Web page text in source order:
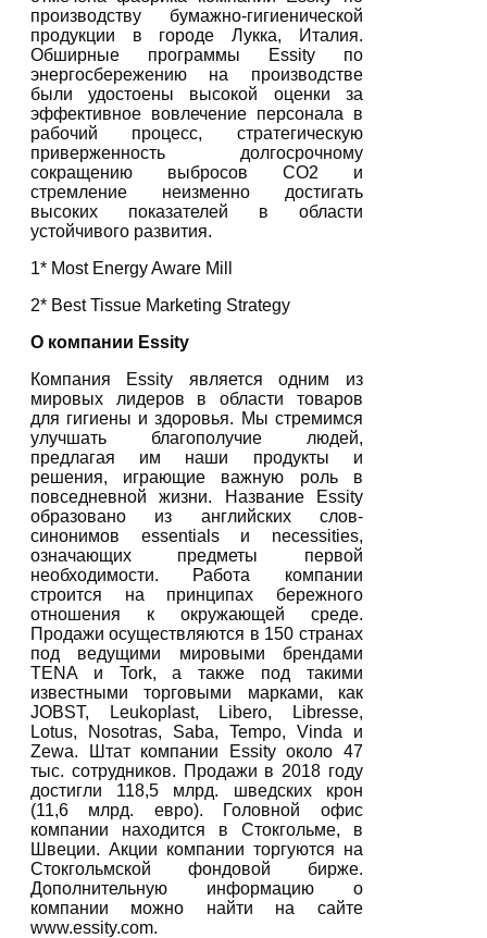
производству бумажно-гигиенической
продукции в городе Лукка, Италия.
Обширные программы Essity по
энергосбережению на производстве
были удостоены высокой оценки за
эффективное вовлечение персонала в
рабочий процесс, стратегическую
приверженность долгосрочному
сокращению выбросов CO2 и
стремление неизменно достигать
высоких показателей в области
устойчивого развития.
1* Most Energy Aware Mill
2* Best Tissue Marketing Strategy
О компании Essity
Компания Essity является одним из
мировых лидеров в области товаров
для гигиены и здоровья. Мы стремимся
улучшать благополучие людей,
предлагая им наши продукты и
решения, играющие важную роль в
повседневной жизни. Название Essity
образовано из английских слов-
синонимов essentials и necessities,
означающих предметы первой
необходимости. Работа компании
строится на принципах бережного
отношения к окружающей среде.
Продажи осуществляются в 150 странах
под ведущими мировыми брендами
TENA и Tork, а также под такими
известными торговыми марками, как
JOBST, Leukoplast, Libero, Libresse,
Lotus, Nosotras, Saba, Tempo, Vinda и
Zewa. Штат компании Essity около 47
тыс. сотрудников. Продажи в 2018 году
достигли 118,5 млрд. шведских крон
(11,6 млрд. евро). Головной офис
компании находится в Стокгольме, в
Швеции. Акции компании торгуются на
Стокгольмской фондовой бирже.
Дополнительную информацию о
компании можно найти на сайте
www.essity.com.